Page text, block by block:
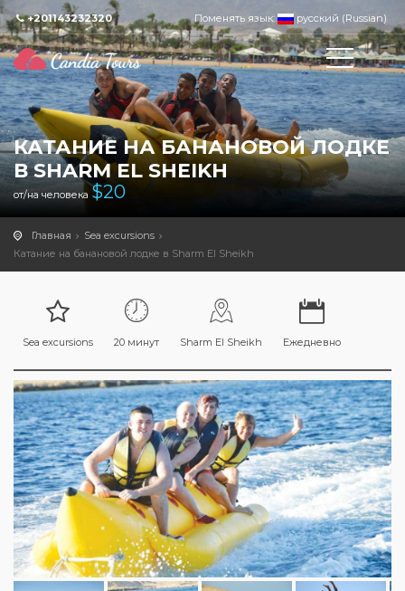
+201143232320 Поменять язык: русский (Russian)
КАТАНИЕ НА БАНАНОВОЙ ЛОДКЕ
В SHARM EL SHEIKH
от/на человека $20
Главная
Sea excursions
Катание на банановой лодке в Sharm El Sheikh
Sea excursions 20 минут Sharm El Sheikh Ежедневно